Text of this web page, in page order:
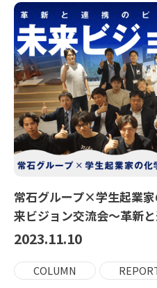
常石グループ×学生起業
来ビジョン交流会〜革新
2023.11.10
COLUMN